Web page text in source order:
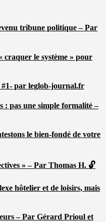
tribune politique – Par
le système » pour
#1- par leglob-journal.fr
: pas une simple formalité –
le bien-fondé de votre
» – Par Thomas H. 🔓
hôtelier et de loisirs, mais
– Par Gérard Prioul et